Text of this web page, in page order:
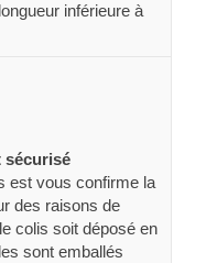
inférieure à
sécurisé
est vous confirme la
des raisons de
colis soit déposé en
sont emballés